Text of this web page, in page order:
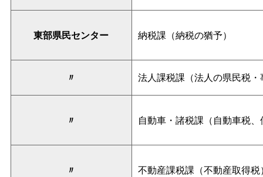
東部県民センター 納税課（納税の猶予）
〃 法人課税課（法人の県民税
〃 自動車・諸税課（自動車税
〃 不動産課税課（不動産取得税